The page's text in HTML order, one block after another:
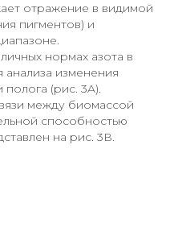
отражение в видимой
пигментов) и
нормах азота в
анализа изменения
(рис. 3A).
между биомассой
способностью
на рис. 3В.